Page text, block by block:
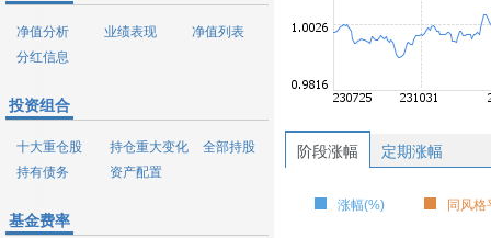
净值分析 业绩表现
净值列表
分红信息
投资组合
十大重仓股 持仓重大变化
全部持股
持有债务
资产配置
基金费率
阶段涨幅 定期涨幅
涨幅(%) 同风格